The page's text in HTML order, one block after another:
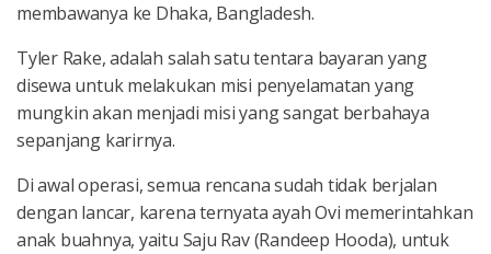
membawanya ke Dhaka, Bangladesh.
Tyler Rake, adalah salah satu tentara bayaran yang
disewa untuk melakukan misi penyelamatan yang
mungkin akan menjadi misi yang sangat berbahaya
sepanjang karirnya.
Di awal operasi, semua rencana sudah tidak berjalan
dengan lancar, karena ternyata ayah Ovi memerintahkan
anak buahnya, yaitu Saju Rav (Randeep Hooda), untuk